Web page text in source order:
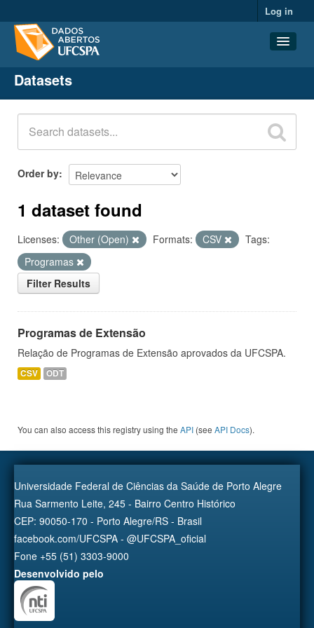
Log in
Datasets
Organizations
Groups
About
Datasets
Order by
1 dataset found
Licenses: Other (Open) Formats: CSV
Tags:
Programas
Filter Results
Programas de Extensão
Relação de Programas de Extensão aprovados da UFCSPA.
CSV ODT
You can also access this registry using the API (see API Docs).
Universidade Federal de Ciências da Saúde de Porto Alegre
Rua Sarmento Leite, 245 - Bairro Centro Histórico
CEP: 90050-170 - Porto Alegre/RS - Brasil
facebook.com/UFCSPA - @UFCSPA_oficial
Fone +55 (51) 3303-9000
Desenvolvido pelo